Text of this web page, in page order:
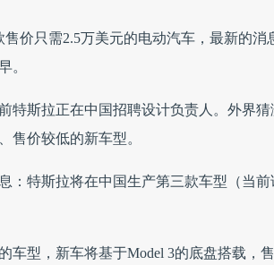
价只需2.5万美元的电动汽车，最新的消
。
特斯拉正在中国招聘设计负责人。外界猜
售价较低的新车型。
：特斯拉将在中国生产第三款车型（当前
车型，新车将基于Model 3的底盘搭载，